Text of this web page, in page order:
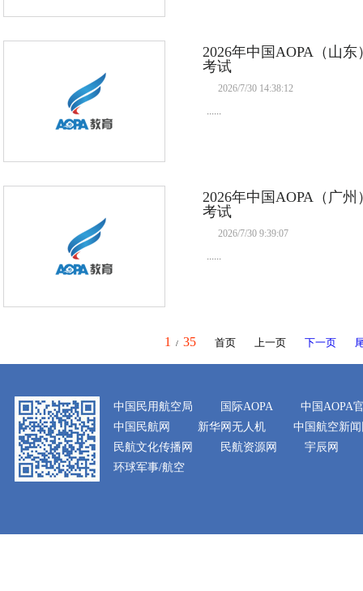
2026年中国AOPA（山
考试
2026/7/30 14:38:12
......
2026年中国AOPA（广
考试
2026/7/30 9:39:07
......
1 / 35 首页 上一页 下一页
中国民用航空局 国际AOPA
中国AOPA
中国民航网
新华网无人机
中国航空新
民航文化传播网
民航资源网
宇辰网
环球军事/航空